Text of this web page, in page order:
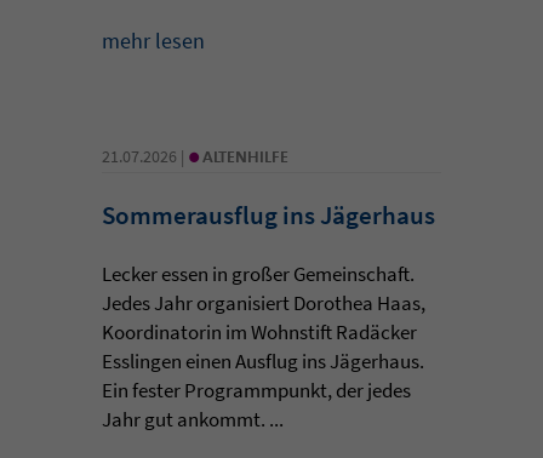
mehr lesen
21.07.2026 | • ALTENHILFE
Sommerausflug ins Jägerhaus
Lecker essen in großer Gemeinschaft.
Jedes Jahr organisiert Dorothea Haas,
Koordinatorin im Wohnstift Radäcker
Esslingen einen Ausflug ins Jägerhaus.
Ein fester Programmpunkt, der jedes
Jahr gut ankommt. ...